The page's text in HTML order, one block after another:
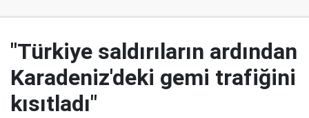
"Türkiye saldırıların ardından
Karadeniz'deki gemi trafiğini
kısıtladı"